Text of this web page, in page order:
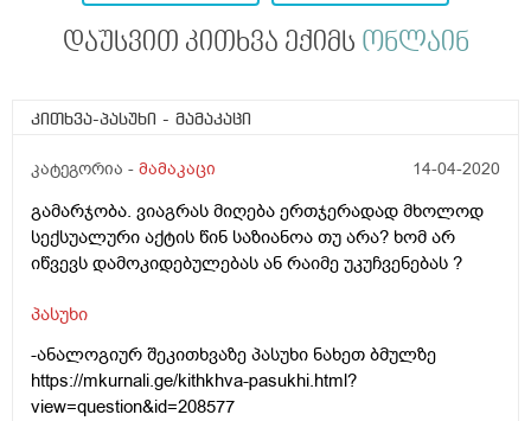
დაუსვით კითხვა ექიმს ონლაინ
კითხვა-პასუხი - მამაკაცი
კატეგორია - მამაკაცი 14-04-2020
გამარჯობა. ვიაგრას მიღება ერთჯერადად მხოლოდ
სექსუალური აქტის წინ საზიანოა თუ არა? ხომ არ
იწვევს დამოკიდებულებას ან რაიმე უკუჩვენებას ?
პასუხი
-ანალოგიურ შეკითხვაზე პასუხი ნახეთ ბმულზე
https://mkurnali.ge/kithkhva-pasukhi.html?
view=question&id=208577